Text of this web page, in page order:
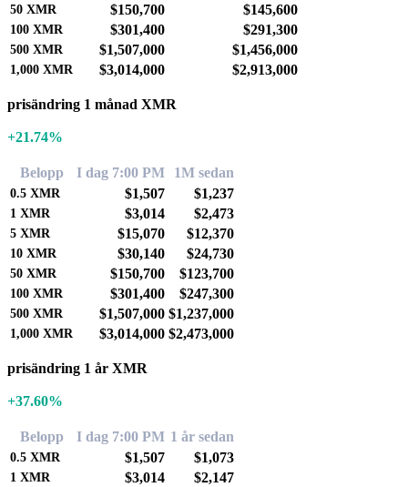
50 XMR $150,700 $145,600
100 XMR $301,400 $291,300
500 XMR $1,507,000 $1,456,000
1,000 XMR $3,014,000 $2,913,000
prisändring 1 månad XMR
+21.74%
Belopp I dag 7:00 PM 1M sedan
0.5 XMR $1,507 $1,237
1 XMR $3,014 $2,473
5 XMR $15,070 $12,370
10 XMR $30,140 $24,730
50 XMR $150,700 $123,700
100 XMR $301,400 $247,300
500 XMR $1,507,000 $1,237,000
1,000 XMR $3,014,000 $2,473,000
prisändring 1 år XMR
+37.60%
Belopp I dag 7:00 PM 1 år sedan
0.5 XMR $1,507 $1,073
1 XMR $3,014 $2,147